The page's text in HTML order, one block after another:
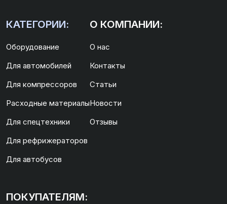
КАТЕГОРИИ:
Оборудование
Для автомобилей
Для компрессоров
Расходные материалы
Для спецтехники
Для рефрижераторов
Для автобусов
О КОМПАНИИ:
О нас
Контакты
Статьи
Новости
Отзывы
ПОКУПАТЕЛЯМ: